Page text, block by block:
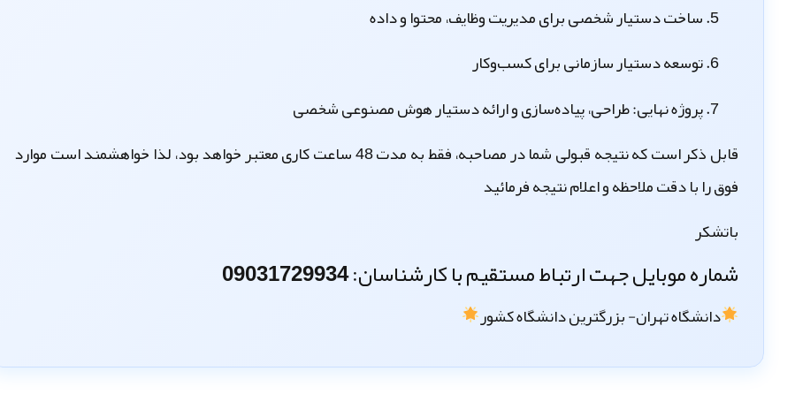
ساخت دستیار شخصی برای مدیریت وظایف، محتوا و داده
توسعه دستیار سازمانی برای کسب‌وکار
پروژه نهایی: طراحی، پیاده‌سازی و ارائه دستیار هوش مصنوعی شخصی
قابل ذکر است که نتیجه قبولی شما در مصاحبه، فقط به مدت 48 ساعت کاری معتبر خواهد بود، لذا خواهشمند است موارد
فوق را با دقت ملاحظه و اعلام نتیجه فرمائید
باتشکر
شماره موبایل جهت ارتباط مستقیم با کارشناسان: 09031729934
دانشگاه تهران- بزرگترین دانشگاه کشور